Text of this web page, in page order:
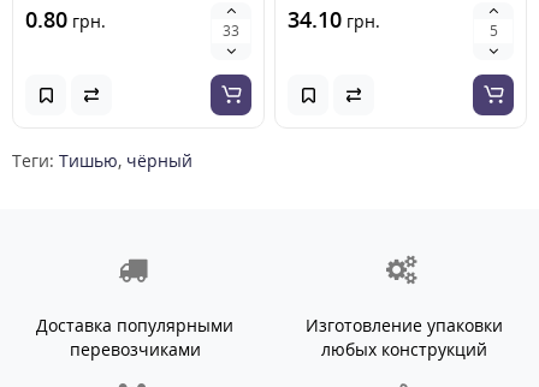
0.80 грн. 34.10 грн.
Теги: Тишью, чёрный
Доставка популярными
перевозчиками
Изготовление упаковки
любых конструкций